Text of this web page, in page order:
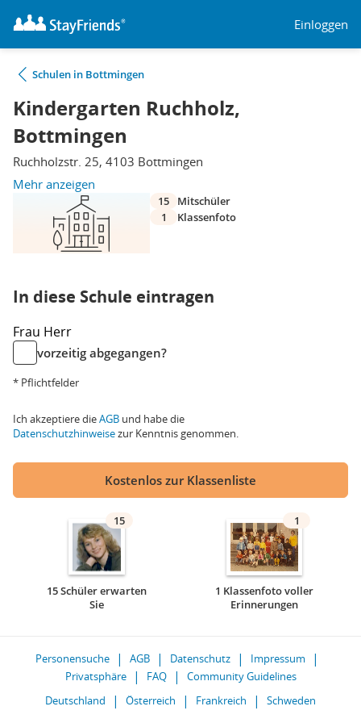
Einloggen
Schulen in Bottmingen
Kindergarten Ruchholz,
Bottmingen
Ruchholzstr. 25, 4103 Bottmingen
Mehr anzeigen
15
Mitschüler
1
Klassenfoto
In diese Schule eintragen
Frau Herr
vorzeitig abgegangen?
* Pflichtfelder
Ich akzeptiere dieAGB und habe die
Datenschutzhinweisezur Kenntnis genommen.
Kostenlos zur Klassenliste
15
15 Schüler erwarten
Sie
1
1 Klassenfoto voller
Erinnerungen
Personensuche AGB Datenschutz
Impressum
Privatsphäre
FAQ
Community Guidelines
Deutschland
Österreich Frankreich Schweden